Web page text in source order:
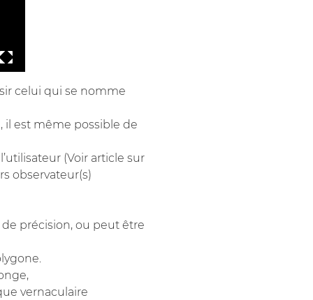
celui qui se nomme
il est même possible de
(Voir article sur
observateur(s)
précision, ou peut être
vernaculaire